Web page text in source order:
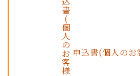
申込書(個人のお